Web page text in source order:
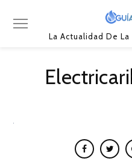
La Actualidad De